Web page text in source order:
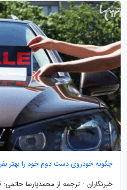
چگونه خودروی دست دوم خود را بهتر
خبرنگاران - ترجمه از محمدپارسا